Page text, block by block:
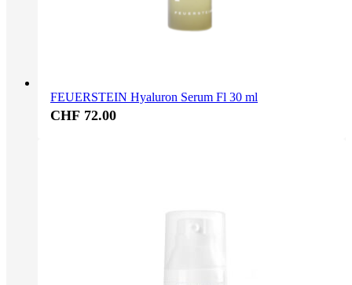
FEUERSTEIN Hyaluron Serum Fl 30 ml
CHF 72.00